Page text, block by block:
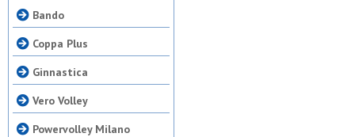
Bando
Coppa Plus
Ginnastica
Vero Volley
Powervolley Milano